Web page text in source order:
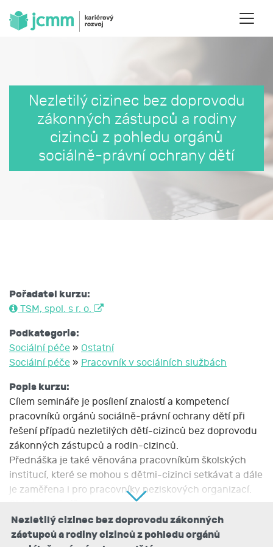
Nezletilý cizinec bez doprovodu
zákonných zástupců a rodiny
cizinců z pohledu orgánů
sociálně-právní ochrany dětí
Pořadatel kurzu:
TSM, spol. s r. o.
Podkategorie:
Sociální péče » Ostatní
Sociální péče » Pracovník v sociálních službách
Popis kurzu:
Cílem semináře je posílení znalostí a kompetencí
pracovníků orgánů sociálně-právní ochrany dětí při
řešení případů nezletilých dětí-cizinců bez doprovodu
zákonných zástupců a rodin-cizinců.
Přednáška je také věnována pracovníkům školských
institucí, které se mohou s dětmi-cizinci setkávat a dále
je zaměřena i pro pracovníky neziskových organizací.
- Úvod do problematiky.
- Zákon č. 359/1999 Sb., o sociálně-právní ochraně
Nezletilý cizinec bez doprovodu zákonných
zástupců a rodiny cizinců z pohledu orgánů